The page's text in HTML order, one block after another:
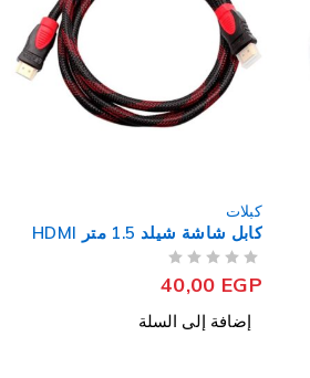
كبلات
كابل شاشة عادي 1.5متر HDMI
35,00 EGP
إضافة إلى السلة